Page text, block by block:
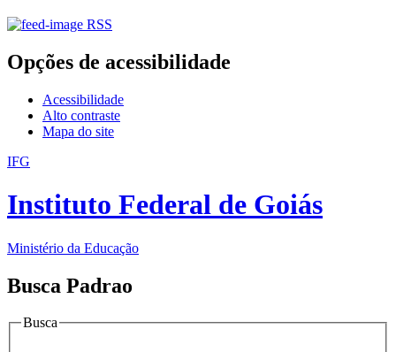
RSS
Opções de acessibilidade
Acessibilidade
Alto contraste
Mapa do site
IFG
Instituto Federal de Goiás
Ministério da Educação
Busca Padrao
Busca